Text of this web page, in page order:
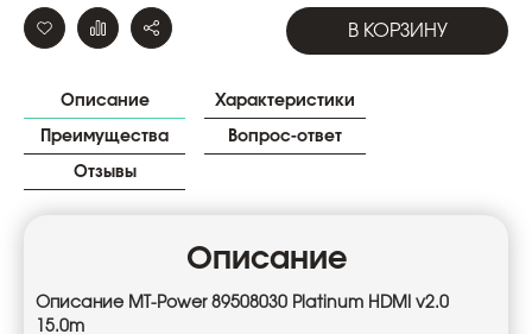
В КОРЗИНУ
Описание Характеристики
Преимущества Вопрос-ответ
Отзывы
Описание
Описание MT-Power 89508030 Platinum HDMI v2.0
15.0m